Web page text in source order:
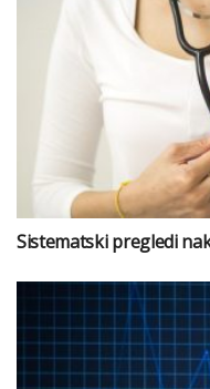
Sistematski pregledi